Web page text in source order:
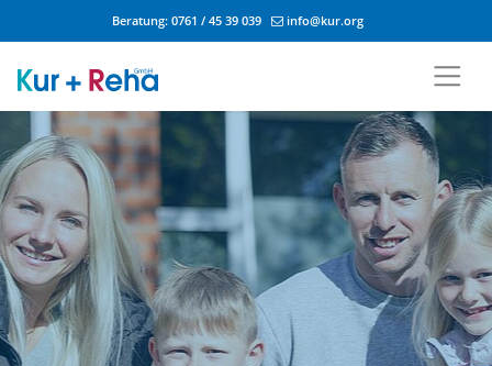
Beratung: 0761 / 45 39 039 info@kur.org